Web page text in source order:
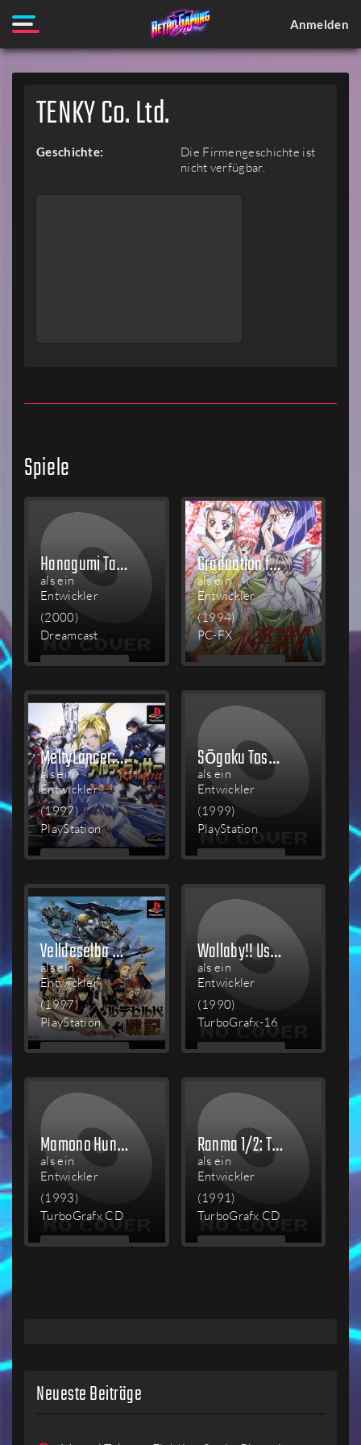
Anmelden
TENKY Co. Ltd.
Geschichte:
Die Firmengeschichte ist
nicht verfügbar.
Spiele
Hanagumi Taisen Columns 2
als ein
Entwickler
(2000)
Dreamcast
MEHR
Graduation for Windows 95
als ein
Entwickler
(1994)
PC-FX
MEHR
MeltyLancer: Re-inforce
als ein
Entwickler
(1997)
PlayStation
MEHR
Sōgaku Toshi Osaka
als ein
Entwickler
(1999)
PlayStation
MEHR
Velldeselba Senki: Tsubasa no Kunshō
als ein
Entwickler
(1997)
PlayStation
MEHR
Wallaby!! Usagi no Kuni no Kangaroo Race
als ein
Entwickler
(1990)
TurboGrafx-16
MEHR
Mamono Hunter Yōko: Tōki Yobigoe
als ein
Entwickler
(1993)
TurboGrafx CD
MEHR
Ranma 1/2: Toraware no Hanayome
als ein
Entwickler
(1991)
TurboGrafx CD
MEHR
Neueste Beiträge